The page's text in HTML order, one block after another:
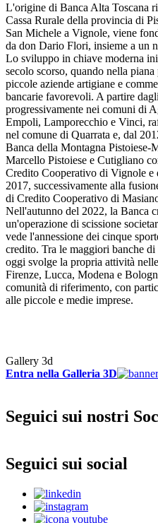
L'origine di Banca Alta Toscana
Cassa Rurale della provincia di
San Michele a Vignole, viene
da don Dario Flori, insieme a un
Lo sviluppo in chiave moderna
secolo scorso, quando nella
piccole aziende artigiane e
bancarie favorevoli. A partire
progressivamente nei comuni di
Empoli, Lamporecchio e Vinci,
nel comune di Quarrata e, dal
Banca della Montagna Pistoiese-
Marcello Pistoiese e Cutigliano
Credito Cooperativo di Vignole e
2017, successivamente alla
di Credito Cooperativo di
Nell'autunno del 2022, la Banca
un'operazione di scissione
vede l'annessione dei cinque
credito. Tra le maggiori banche
oggi svolge la propria attività
Firenze, Lucca, Modena e
comunità di riferimento, con
alle piccole e medie imprese.
Gallery 3d
Entra nella Galleria 3D
Seguici sui nostri
Seguici sui social